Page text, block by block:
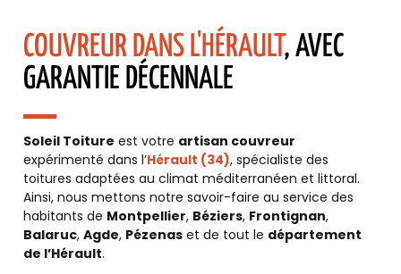
COUVREUR DANS L'HÉRAULT, AVEC
GARANTIE DÉCENNALE
Soleil Toiture est votre artisan couvreur
expérimenté dans l’Hérault (34), spécialiste des
toitures adaptées au climat méditerranéen et littoral.
Ainsi, nous mettons notre savoir-faire au service des
habitants de Montpellier, Béziers, Frontignan,
Balaruc,Agde, Pézenas et de tout le département
de l’Hérault.